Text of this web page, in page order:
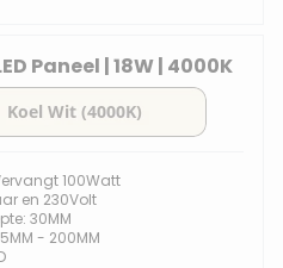
Paneel | 18W | 4000K
100Watt
en 230Volt
30MM
- 200MM